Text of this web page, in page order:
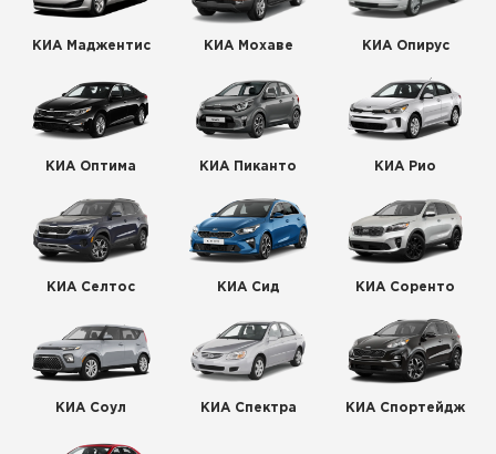
КИА Маджентис КИА Мохаве КИА Опирус
КИА Оптима КИА Пиканто КИА Рио
КИА Селтос КИА Сид КИА Соренто
КИА Соул КИА Спектра КИА Спортейдж